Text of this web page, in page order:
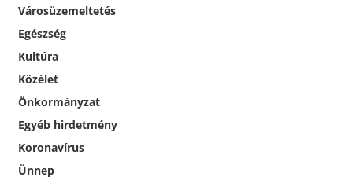
Városüzemeltetés
Egészség
Kultúra
Közélet
Önkormányzat
Egyéb hirdetmény
Koronavírus
Ünnep